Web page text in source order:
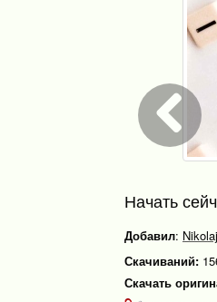
Начать
Добавил: Nikolaj
Скачиваний:
Скачать